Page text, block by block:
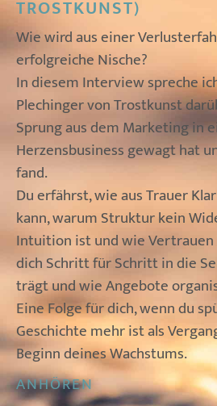
TROSTKUNST)
Wie wird aus einer
erfolgreiche Nische?
In diesem Interview spreche
Plechinger von Trostkunst
Sprung aus dem Marketing in
Herzensbusiness gewagt hat
fand.
Du erfährst, wie aus Trauer
kann, warum Struktur kein
Intuition ist und wie
dich Schritt für Schritt in die
trägt und wie Angebote
Eine Folge für dich, wenn du
Geschichte mehr ist als
Beginn deines Wachstums.
ANHÖREN